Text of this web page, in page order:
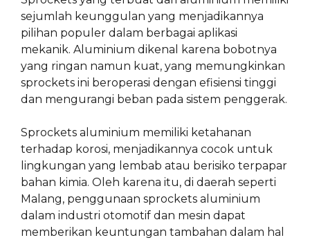
sejumlah keunggulan yang menjadikannya
pilihan populer dalam berbagai aplikasi
mekanik. Aluminium dikenal karena bobotnya
yang ringan namun kuat, yang memungkinkan
sprockets ini beroperasi dengan efisiensi tinggi
dan mengurangi beban pada sistem penggerak.
Sprockets aluminium memiliki ketahanan
terhadap korosi, menjadikannya cocok untuk
lingkungan yang lembab atau berisiko terpapar
bahan kimia. Oleh karena itu, di daerah seperti
Malang, penggunaan sprockets aluminium
dalam industri otomotif dan mesin dapat
memberikan keuntungan tambahan dalam hal